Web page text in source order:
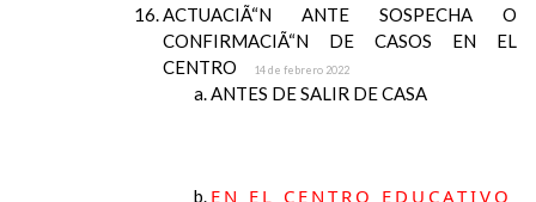
ACTUACIÃ“N ANTE SOSPECHA O
CONFIRMACIÃ“N DE CASOS EN EL
CENTRO
14 de febrero 2022
ANTES DE SALIR DE CASA
EN EL CENTRO EDUCATIVO